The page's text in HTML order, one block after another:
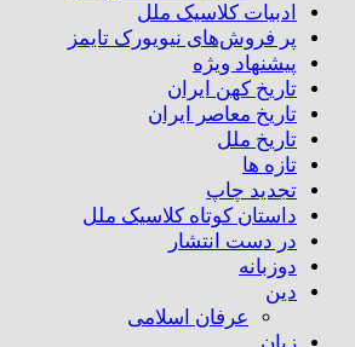
ادبیات کلاسیک ملل
پر فروش‌های نیویورک تایمز
پیشنهاد ویژه
تاریخ کهن ایران
تاریخ معاصر ایران
تاریخ ملل
تازه ها
تجدید چاپ
داستان کوتاه کلاسیک ملل
در دست انتشار
دوزبانه
دین
عرفان اسلامی
زبان